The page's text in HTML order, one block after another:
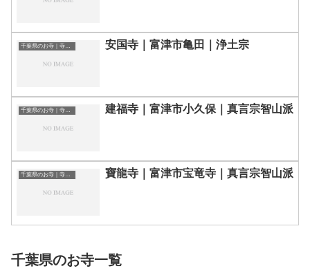
千葉県のお寺｜寺院一覧 安国寺｜富津市亀田｜浄土宗
千葉県のお寺｜寺院一覧 建福寺｜富津市小久保｜真言宗智山派
千葉県のお寺｜寺院一覧 寶龍寺｜富津市宝竜寺｜真言宗智山派
千葉県のお寺一覧